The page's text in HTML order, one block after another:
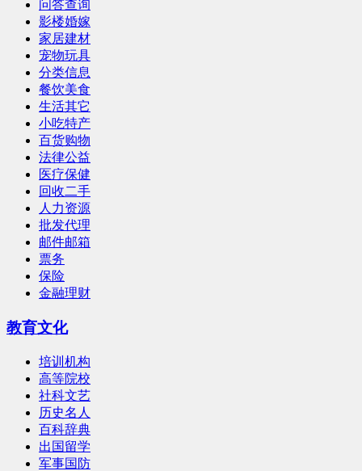
问答查询
影楼婚嫁
家居建材
宠物玩具
分类信息
餐饮美食
生活其它
小吃特产
百货购物
法律公益
医疗保健
回收二手
人力资源
批发代理
邮件邮箱
票务
保险
金融理财
教育文化
培训机构
高等院校
社科文艺
历史名人
百科辞典
出国留学
军事国防